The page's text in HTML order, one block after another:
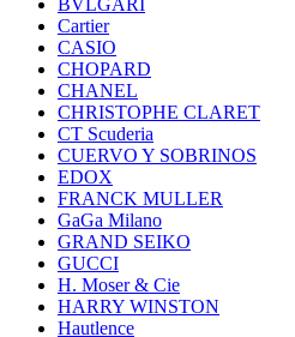
BVLGARI
Cartier
CASIO
CHOPARD
CHANEL
CHRISTOPHE CLARET
CT Scuderia
CUERVO Y SOBRINOS
EDOX
FRANCK MULLER
GaGa Milano
GRAND SEIKO
GUCCI
H. Moser & Cie
HARRY WINSTON
Hautlence